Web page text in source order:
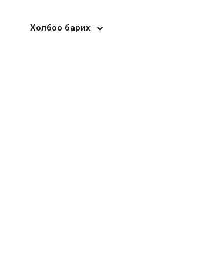
Холбоо барих